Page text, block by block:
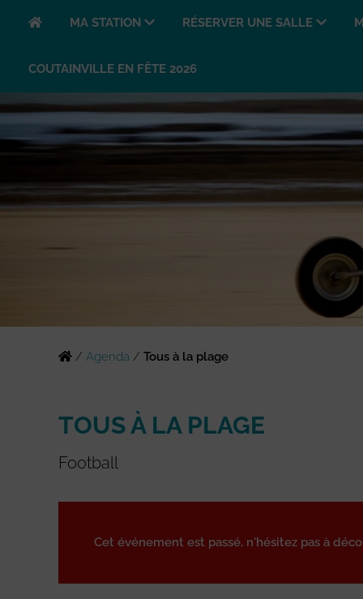
MA STATION RÉSERVER UNE SALLE
COUTAINVILLE EN FÊTE 2026
/ Agenda / Tous à la plage
TOUS À LA PLAGE
Football
Cet événement est passé, n'hésitez pas à